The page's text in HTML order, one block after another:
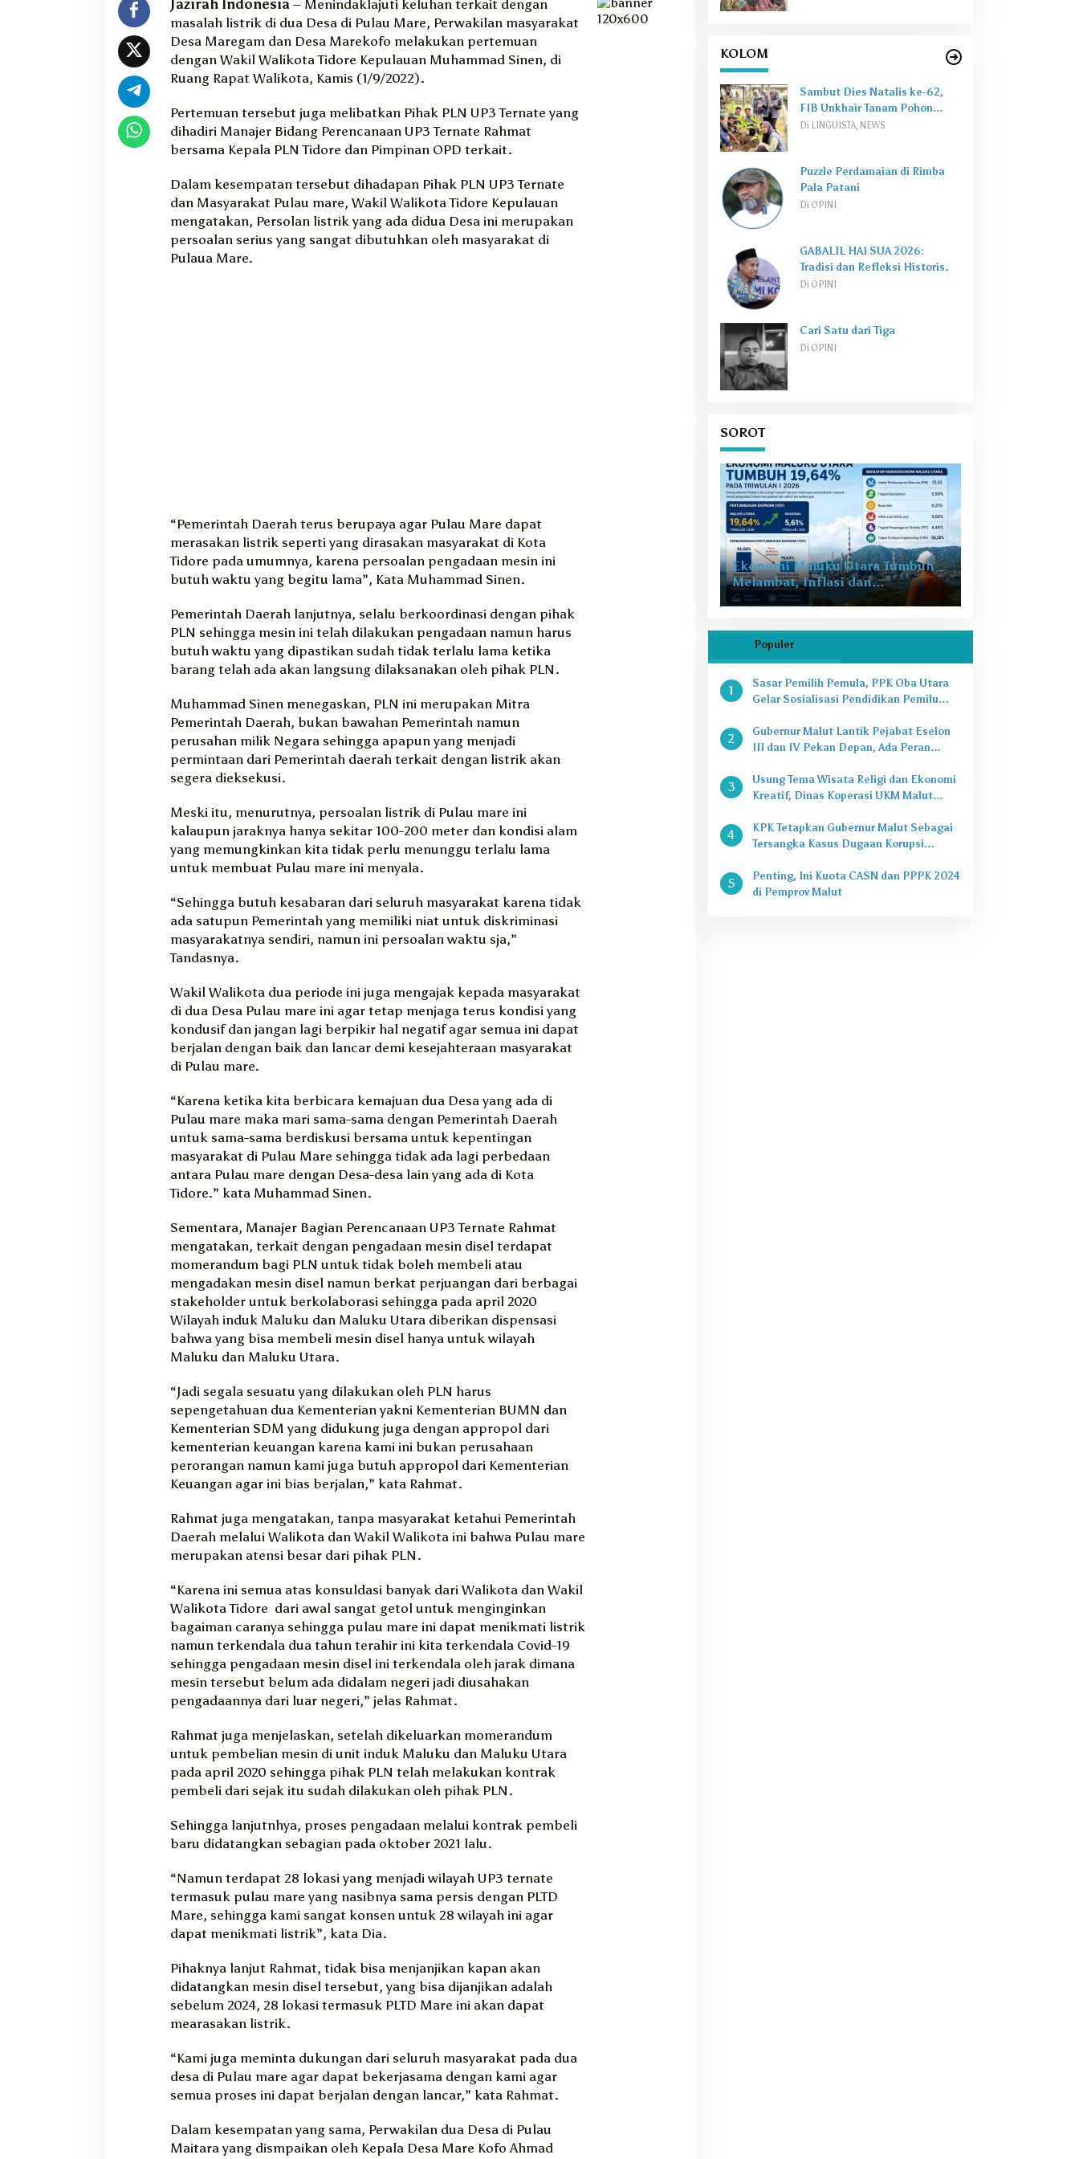
e
r
t
e
m
k
i
W
a
l
i
k
Jazirah Indonesia – Menindaklajuti keluhan terkait dengan
masalah listrik di dua Desa di Pulau Mare, Perwakilan masyarakat
Desa Maregam dan Desa Marekofo melakukan pertemuan
dengan Wakil Walikota Tidore Kepulauan Muhammad Sinen, di
Ruang Rapat Walikota, Kamis (1/9/2022).
Pertemuan tersebut juga melibatkan Pihak PLN UP3 Ternate yang
dihadiri Manajer Bidang Perencanaan UP3 Ternate Rahmat
bersama Kepala PLN Tidore dan Pimpinan OPD terkait.
Dalam kesempatan tersebut dihadapan Pihak PLN UP3 Ternate
dan Masyarakat Pulau mare, Wakil Walikota Tidore Kepulauan
mengatakan, Persolan listrik yang ada didua Desa ini merupakan
persoalan serius yang sangat dibutuhkan oleh masyarakat di
Pulaua Mare.
“Pemerintah Daerah terus berupaya agar Pulau Mare dapat
merasakan listrik seperti yang dirasakan masyarakat di Kota
Tidore pada umumnya, karena persoalan pengadaan mesin ini
butuh waktu yang begitu lama”, Kata Muhammad Sinen.
Pemerintah Daerah lanjutnya, selalu berkoordinasi dengan pihak
PLN sehingga mesin ini telah dilakukan pengadaan namun harus
butuh waktu yang dipastikan sudah tidak terlalu lama ketika
barang telah ada akan langsung dilaksanakan oleh pihak PLN.
Muhammad Sinen menegaskan, PLN ini merupakan Mitra
Pemerintah Daerah, bukan bawahan Pemerintah namun
perusahan milik Negara sehingga apapun yang menjadi
permintaan dari Pemerintah daerah terkait dengan listrik akan
segera dieksekusi.
Meski itu, menurutnya, persoalan listrik di Pulau mare ini
kalaupun jaraknya hanya sekitar 100-200 meter dan kondisi alam
yang memungkinkan kita tidak perlu menunggu terlalu lama
untuk membuat Pulau mare ini menyala.
“Sehingga butuh kesabaran dari seluruh masyarakat karena tidak
ada satupun Pemerintah yang memiliki niat untuk diskriminasi
masyarakatnya sendiri, namun ini persoalan waktu sja,”
Tandasnya.
Wakil Walikota dua periode ini juga mengajak kepada masyarakat
di dua Desa Pulau mare ini agar tetap menjaga terus kondisi yang
kondusif dan jangan lagi berpikir hal negatif agar semua ini dapat
berjalan dengan baik dan lancar demi kesejahteraan masyarakat
di Pulau mare.
“Karena ketika kita berbicara kemajuan dua Desa yang ada di
Pulau mare maka mari sama-sama dengan Pemerintah Daerah
untuk sama-sama berdiskusi bersama untuk kepentingan
masyarakat di Pulau Mare sehingga tidak ada lagi perbedaan
antara Pulau mare dengan Desa-desa lain yang ada di Kota
Tidore.” kata Muhammad Sinen.
Sementara, Manajer Bagian Perencanaan UP3 Ternate Rahmat
mengatakan, terkait dengan pengadaan mesin disel terdapat
momerandum bagi PLN untuk tidak boleh membeli atau
mengadakan mesin disel namun berkat perjuangan dari berbagai
stakeholder untuk berkolaborasi sehingga pada april 2020
Wilayah induk Maluku dan Maluku Utara diberikan dispensasi
bahwa yang bisa membeli mesin disel hanya untuk wilayah
Maluku dan Maluku Utara.
“Jadi segala sesuatu yang dilakukan oleh PLN harus
sepengetahuan dua Kementerian yakni Kementerian BUMN dan
Kementerian SDM yang didukung juga dengan appropol dari
kementerian keuangan karena kami ini bukan perusahaan
perorangan namun kami juga butuh appropol dari Kementerian
Keuangan agar ini bias berjalan,” kata Rahmat.
Rahmat juga mengatakan, tanpa masyarakat ketahui Pemerintah
Daerah melalui Walikota dan Wakil Walikota ini bahwa Pulau mare
merupakan atensi besar dari pihak PLN.
“Karena ini semua atas konsuldasi banyak dari Walikota dan Wakil
Walikota Tidore dari awal sangat getol untuk menginginkan
bagaiman caranya sehingga pulau mare ini dapat menikmati listrik
namun terkendala dua tahun terahir ini kita terkendala Covid-19
sehingga pengadaan mesin disel ini terkendala oleh jarak dimana
mesin tersebut belum ada didalam negeri jadi diusahakan
pengadaannya dari luar negeri,” jelas Rahmat.
Rahmat juga menjelaskan, setelah dikeluarkan momerandum
untuk pembelian mesin di unit induk Maluku dan Maluku Utara
pada april 2020 sehingga pihak PLN telah melakukan kontrak
pembeli dari sejak itu sudah dilakukan oleh pihak PLN.
Sehingga lanjutnhya, proses pengadaan melalui kontrak pembeli
baru didatangkan sebagian pada oktober 2021 lalu.
“Namun terdapat 28 lokasi yang menjadi wilayah UP3 ternate
termasuk pulau mare yang nasibnya sama persis dengan PLTD
Mare, sehingga kami sangat konsen untuk 28 wilayah ini agar
dapat menikmati listrik”, kata Dia.
Pihaknya lanjut Rahmat, tidak bisa menjanjikan kapan akan
didatangkan mesin disel tersebut, yang bisa dijanjikan adalah
sebelum 2024, 28 lokasi termasuk PLTD Mare ini akan dapat
mearasakan listrik.
“Kami juga meminta dukungan dari seluruh masyarakat pada dua
desa di Pulau mare agar dapat bekerjasama dengan kami agar
semua proses ini dapat berjalan dengan lancar,” kata Rahmat.
Dalam kesempatan yang sama, Perwakilan dua Desa di Pulau
Maitara yang dismpaikan oleh Kepala Desa Mare Kofo Ahmad
KOLOM
Sambut Dies Natalis ke-62,
FIB Unkhair Tanam Pohon
PerkuatGreen Campus
Di LINGUISTA, NEWS
Puzzle Perdamaian di Rimba
Pala Patani
Di OPINI
GABALIL HAI SUA 2026:
Tradisi dan Refleksi Historis.
Di OPINI
Cari Satu dari Tiga
Di OPINI
SOROT
Ekonomi Maluku Utara Tumbuh
Melambat, Inflasi dan
Pengangguran Jadi Alarm Baru
Populer
1
Sasar Pemilih Pemula, PPK Oba Utara
Gelar Sosialisasi Pendidikan Pemilu
2
Gubernur Malut Lantik Pejabat Eselon
III dan IV Pekan Depan, Ada Peran
3
Usung Tema Wisata Religi dan Ekonomi
Kreatif, Dinas Koperasi UKM Malut
Raya Sofifi
4
KPK Tetapkan Gubernur Malut Sebagai
Tersangka Kasus Dugaan Korupsi
5
Penting, Ini Kuota CASN dan PPPK 2024
di Pemprov Malut